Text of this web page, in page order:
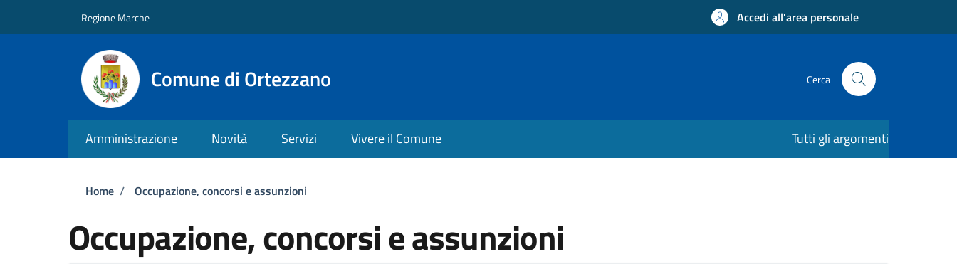
Regione Marche Accedi all'area personale
Comune di Ortezzano Cerca
Amministrazione Novità Servizi Vivere il Comune Tutti gli argomenti
Briciole di pane
Home / Occupazione, concorsi e assunzioni
Occupazione, concorsi e assunzioni